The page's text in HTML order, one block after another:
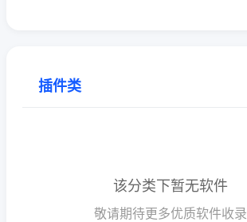
插件类
该分类下暂无软件
敬请期待更多优质软件收录